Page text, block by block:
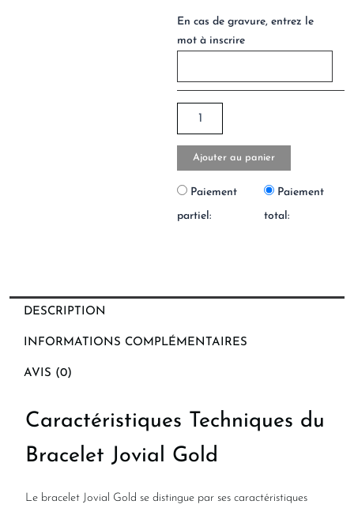
En cas de gravure, entrez le
mot à inscrire
Ajouter au panier
Paiement
partiel:
Paiement
total:
DESCRIPTION
INFORMATIONS COMPLÉMENTAIRES
AVIS (0)
Caractéristiques Techniques du
Bracelet Jovial Gold
Le bracelet Jovial Gold se distingue par ses caractéristiques